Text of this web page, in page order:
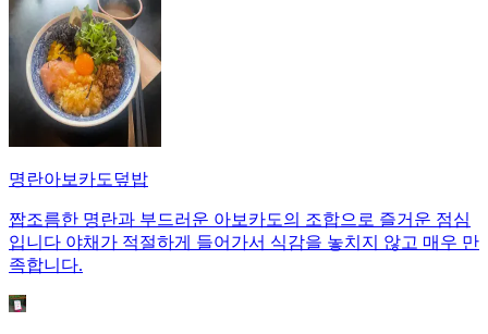
명란아보카도덮밥
짭조름한 명란과 부드러운 아보카도의 조합으로 즐거운 점심
입니다 야채가 적절하게 들어가서 식감을 놓치지 않고 매우 만
족합니다.